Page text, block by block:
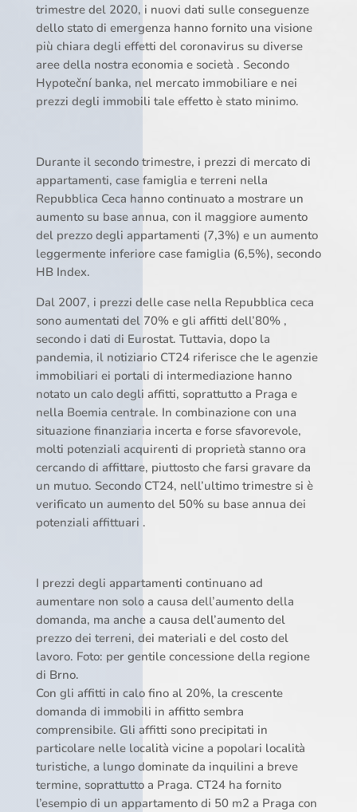
trimestre del 2020, i nuovi dati sulle conseguenze
dello stato di emergenza hanno fornito una visione
più chiara degli effetti del coronavirus su diverse
aree della nostra economia e società . Secondo
Hypoteční banka, nel mercato immobiliare e nei
prezzi degli immobili tale effetto è stato minimo.
Durante il secondo trimestre, i prezzi di mercato di
appartamenti, case famiglia e terreni nella
Repubblica Ceca hanno continuato a mostrare un
aumento su base annua, con il maggiore aumento
del prezzo degli appartamenti (7,3%) e un aumento
leggermente inferiore case famiglia (6,5%), secondo
HB Index.
Dal 2007, i prezzi delle case nella Repubblica ceca
sono aumentati del 70% e gli affitti dell’80% ,
secondo i dati di Eurostat. Tuttavia, dopo la
pandemia, il notiziario CT24 riferisce che le agenzie
immobiliari ei portali di intermediazione hanno
notato un calo degli affitti, soprattutto a Praga e
nella Boemia centrale. In combinazione con una
situazione finanziaria incerta e forse sfavorevole,
molti potenziali acquirenti di proprietà stanno ora
cercando di affittare, piuttosto che farsi gravare da
un mutuo. Secondo CT24, nell’ultimo trimestre si è
verificato un aumento del 50% su base annua dei
potenziali affittuari .
I prezzi degli appartamenti continuano ad
aumentare non solo a causa dell’aumento della
domanda, ma anche a causa dell’aumento del
prezzo dei terreni, dei materiali e del costo del
lavoro. Foto: per gentile concessione della regione
di Brno.
Con gli affitti in calo fino al 20%, la crescente
domanda di immobili in affitto sembra
comprensibile. Gli affitti sono precipitati in
particolare nelle località vicine a popolari località
turistiche, a lungo dominate da inquilini a breve
termine, soprattutto a Praga. CT24 ha fornito
l’esempio di un appartamento di 50 m2 a Praga con